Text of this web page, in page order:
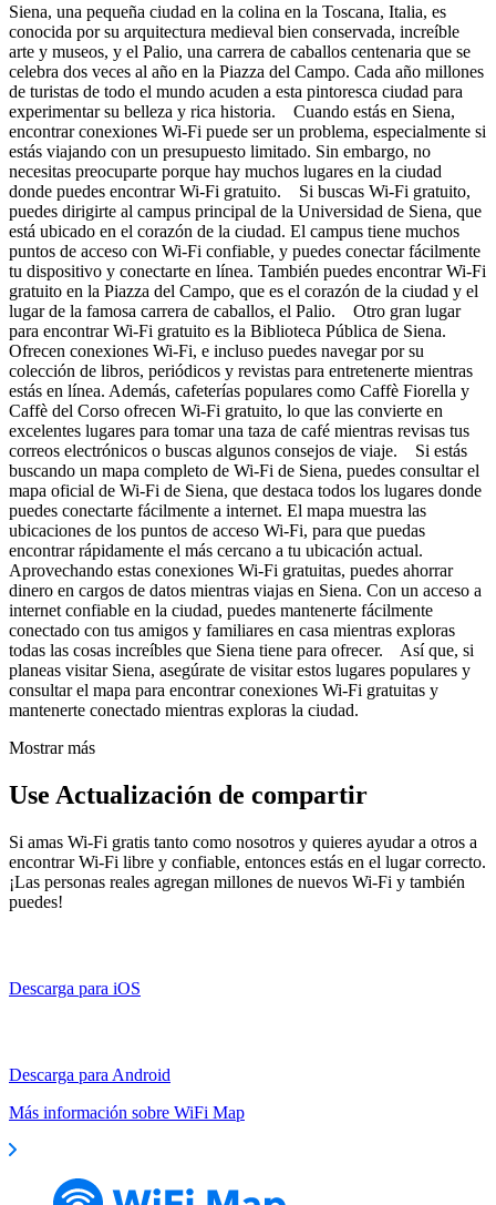
Siena, una pequeña ciudad en la colina en la Toscana, Italia, es
conocida por su arquitectura medieval bien conservada, increíble
arte y museos, y el Palio, una carrera de caballos centenaria que se
celebra dos veces al año en la Piazza del Campo. Cada año millones
de turistas de todo el mundo acuden a esta pintoresca ciudad para
experimentar su belleza y rica historia. Cuando estás en Siena,
encontrar conexiones Wi-Fi puede ser un problema, especialmente si
estás viajando con un presupuesto limitado. Sin embargo, no
necesitas preocuparte porque hay muchos lugares en la ciudad
donde puedes encontrar Wi-Fi gratuito. Si buscas Wi-Fi gratuito,
puedes dirigirte al campus principal de la Universidad de Siena, que
está ubicado en el corazón de la ciudad. El campus tiene muchos
puntos de acceso con Wi-Fi confiable, y puedes conectar fácilmente
tu dispositivo y conectarte en línea. También puedes encontrar Wi-Fi
gratuito en la Piazza del Campo, que es el corazón de la ciudad y el
lugar de la famosa carrera de caballos, el Palio. Otro gran lugar
para encontrar Wi-Fi gratuito es la Biblioteca Pública de Siena.
Ofrecen conexiones Wi-Fi, e incluso puedes navegar por su
colección de libros, periódicos y revistas para entretenerte mientras
estás en línea. Además, cafeterías populares como Caffè Fiorella y
Caffè del Corso ofrecen Wi-Fi gratuito, lo que las convierte en
excelentes lugares para tomar una taza de café mientras revisas tus
correos electrónicos o buscas algunos consejos de viaje. Si estás
buscando un mapa completo de Wi-Fi de Siena, puedes consultar el
mapa oficial de Wi-Fi de Siena, que destaca todos los lugares donde
puedes conectarte fácilmente a internet. El mapa muestra las
ubicaciones de los puntos de acceso Wi-Fi, para que puedas
encontrar rápidamente el más cercano a tu ubicación actual.
Aprovechando estas conexiones Wi-Fi gratuitas, puedes ahorrar
dinero en cargos de datos mientras viajas en Siena. Con un acceso a
internet confiable en la ciudad, puedes mantenerte fácilmente
conectado con tus amigos y familiares en casa mientras exploras
todas las cosas increíbles que Siena tiene para ofrecer. Así que, si
planeas visitar Siena, asegúrate de visitar estos lugares populares y
consultar el mapa para encontrar conexiones Wi-Fi gratuitas y
mantenerte conectado mientras exploras la ciudad.
Mostrar más
Use Actualización de compartir
Si amas Wi-Fi gratis tanto como nosotros y quieres ayudar a otros a
encontrar Wi-Fi libre y confiable, entonces estás en el lugar correcto.
¡Las personas reales agregan millones de nuevos Wi-Fi y también
puedes!
Descarga para iOS
Descarga para Android
Más información sobre WiFi Map